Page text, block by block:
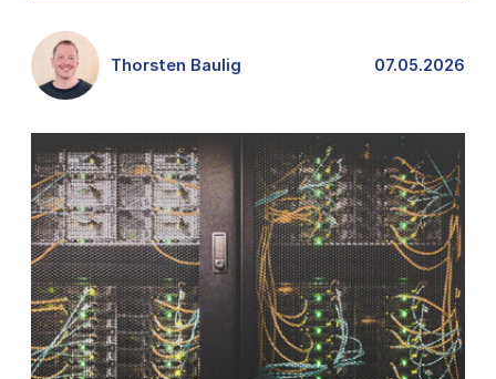
Thorsten Baulig 07.05.2026